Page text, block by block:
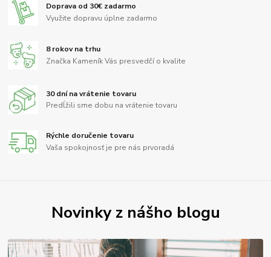
Doprava od 30€ zadarmo
Využite dopravu úplne zadarmo
8 rokov na trhu
Značka Kameník Vás presvedčí o kvalite
30 dní na vrátenie tovaru
Predĺžili sme dobu na vrátenie tovaru
Rýchle doručenie tovaru
Vaša spokojnosť je pre nás prvoradá
Novinky z nášho blogu